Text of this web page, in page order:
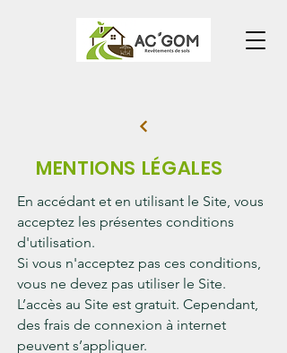
MENTIONS LÉGALES
En accédant et en utilisant le Site, vous
acceptez les présentes conditions
d'utilisation.
Si vous n'acceptez pas ces conditions,
vous ne devez pas utiliser le Site.
L’accès au Site est gratuit. Cependant,
des frais de connexion à internet
peuvent s’appliquer.